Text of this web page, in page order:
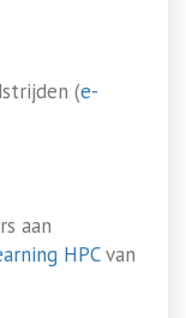
(e-
aan
HPCvan